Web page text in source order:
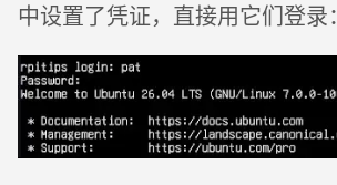
中设置了凭证，直接用它们登录：